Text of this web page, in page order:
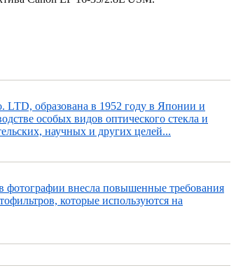
LTD, образована в 1952 году в Японии и
особых видов оптического стекла и
научных и других целей...
фотографии внесла повышенные требования
которые используются на